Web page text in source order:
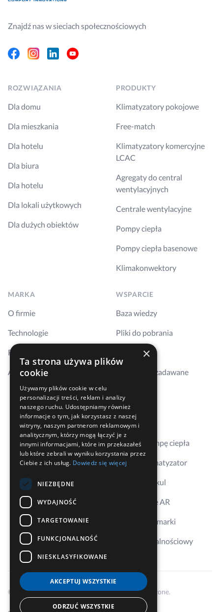
Znajdź nas w sieciach społecznościowych
FacebookInstagramLinkedinYoutube
ROZWIĄZANIA
Dla domu
Dla mieszkania
Dla hotelu
Dla biura
Dla hotelu
Dla lokali użytkowych
Dla dużych obiektów
PRODUKTY
Klimatyzatory pokojowe
Free-match
Klimatyzatory komercyjne
LCAC
Agregaty do central
wentylacyjnych
Centrale wentylacyjne
Pompy ciepła
Pompy ciepła basenowe
Klimakonwektory
MARKA
O firmie
Technologie
Realizacje
Aktualności
WSPARCIE
Baza wiedzy
Pliki do pobrania
Szkolenia
Najczęściej zadawane
Kontakt
Gdzie kupić
Dobierz pompę ciepła
Dobierz klimatyzator
Aplikacja Erkul
Wizualizacje AR
Ambasador marki
Program lojalnościowy
© 2026 Cooper&Hunter, Wszelkie prawa zastrzeżone.
×
Ta strona używa plików
cookie
Używamy plików cookie w celu
personalizacji treści, reklam i analizy
naszego ruchu. Udostępniamy również
informacje o tym, jak korzystasz z naszej
witryny, naszym partnerom reklamowym i
analitycznym, którzy mogą łączyć je z
innymi informacjami, które im przekazałeś
lub które zebrali w wyniku korzystania przez
Ciebie z ich usług. Dowiedz się więcej
NIEZBĘDNE
WYDAJNOŚĆ
TARGETOWANIE
FUNKCJONALNOŚĆ
NIESKLASYFIKOWANE
AKCEPTUJ WSZYSTKIE
ODRZUĆ WSZYSTKIE